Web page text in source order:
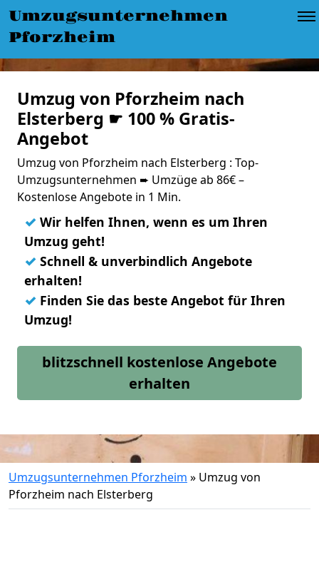
Umzugsunternehmen
Pforzheim
Umzug von Pforzheim nach
Elsterberg ☛ 100 % Gratis-
Angebot
Umzug von Pforzheim nach Elsterberg : Top-
Umzugsunternehmen ➨ Umzüge ab 86€ –
Kostenlose Angebote in 1 Min.
✓ Wir helfen Ihnen, wenn es um Ihren
Umzug geht!
✓ Schnell & unverbindlich Angebote
erhalten!
✓ Finden Sie das beste Angebot für Ihren
Umzug!
blitzschnell kostenlose Angebote
erhalten
Umzugsunternehmen Pforzheim » Umzug von
Pforzheim nach Elsterberg